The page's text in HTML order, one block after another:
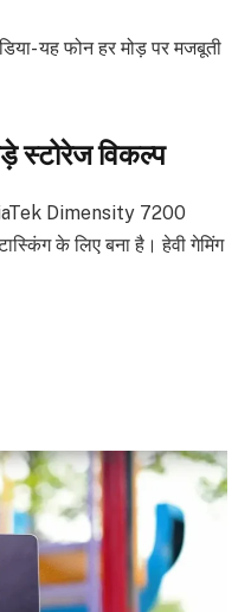
यह फोन हर मोड़ पर मजबूती
स्टोरेज विकल्प
Dimensity 7200
के लिए बना है। हेवी गेमिंग